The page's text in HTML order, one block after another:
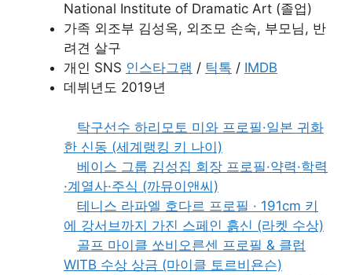
National Institute of Dramatic Art (졸업)
가족 외조부 김성옥, 외조모 손숙, 부모님, 반
려견 살구
개인 SNS 인스타그램 / 틱톡 / IMDB
데뷔년도 2019년
탁구선수 하리모토 미와 프로필·일본 귀화
한 신동 (세계랭킹 키 나이)
베이스 그룹 김성집 회장 프로필·약력·학력
·계열사·주식 (까뮤이앤씨)
테니스 라파엘 호다르 프로필 · 191cm 키
에 강서브까지 가진 스페인 흙신 (라켓 수상)
골프 마이클 쏘비오른센 프로필 & 클럽
WITB 수상 상금 (마이클 토르비욘슨)